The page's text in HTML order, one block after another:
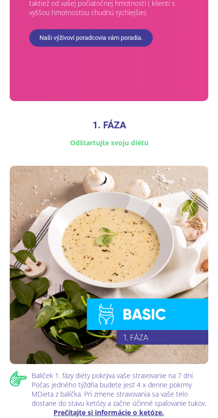
taktiež od vašej počiatočnej hmotnosti ( klienti s
vyššou hmotnosťou chudnú rýchlejšie).
Naši výživoví poradcovia vám poradia.
1. FÁZA
Odštartujte svoju diétu
Balíček 1. fázy diéty pokrýva vaše stravovanie na 7 dní.
Počas jedného týždňa budete jesť 4 x denne pokrmy
MDieta z balíčka. Pri zmene stravovania sa vaše telo
dostane do stavu ketózy a začne účinné spaľovanie tukov.
Prečítajte si informácie o ketóze.